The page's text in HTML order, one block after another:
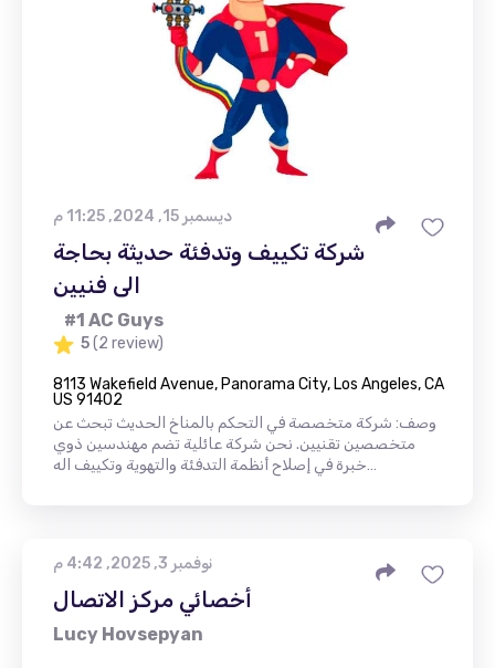
ديسمبر 15, 2024, 11:25 م
شركة تكييف وتدفئة حديثة بحاجة
الى فنيين
#1 AC Guys
5(2 review)
8113 Wakefield Avenue, Panorama City, Los Angeles, CA
US 91402
وصف: شركة متخصصة في التحكم بالمناخ الحديث تبحث عن
متخصصين تقنيين. نحن شركة عائلية تضم مهندسين ذوي
خبرة في إصلاح أنظمة التدفئة والتهوية وتكييف اله…
نوفمبر 3, 2025, 4:42 م
أخصائي مركز الاتصال
Lucy Hovsepyan